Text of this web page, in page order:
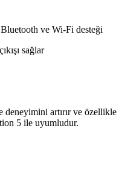
ve Wi-Fi desteği
sağlar
artırır ve özellikle
5 ile uyumludur.